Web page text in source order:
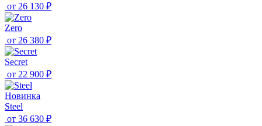
от 26 130 ₽
Zero
от 26 380 ₽
Secret
от 22 900 ₽
Новинка
Steel
от 36 630 ₽